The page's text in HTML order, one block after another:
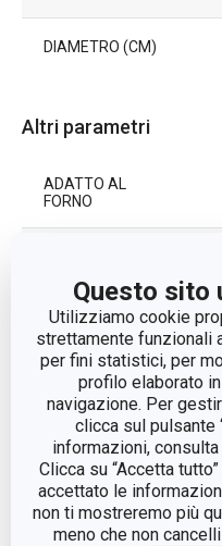
Questo sito
Utilizziamo cookie
strettamente funzionali
per fini statistici, per
profilo elaborato
navigazione. Per
clicca sul pulsante
informazioni,
Clicca su “Accetta
accettato le
non ti mostreremo più
meno che non
DIAMETRO (CM)
Altri parametri
ADATTO AL
FORNO
COPERCHIO
LINEA DI
PRODOTTO
MATERIALE